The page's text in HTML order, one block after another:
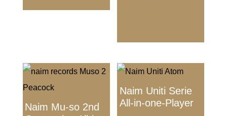
Naim Mu-so 2nd
Naim Uniti Serie
All-in-one-Player